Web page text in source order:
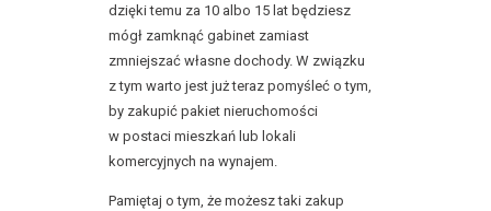
dzięki temu za 10 albo 15 lat będziesz
mógł zamknąć gabinet zamiast
zmniejszać własne dochody. W związku
z tym warto jest już teraz pomyśleć o tym,
by zakupić pakiet nieruchomości
w postaci mieszkań lub lokali
komercyjnych na wynajem.
Pamiętaj o tym, że możesz taki zakup